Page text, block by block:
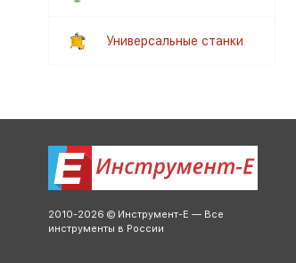
Универсальные станки
2010-2026 © Инструмент-Е — Все
инструменты в России